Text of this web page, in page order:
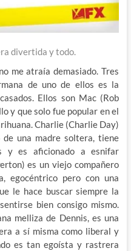
divertida y todo.
me atraía demasiado. Tres
de uno de ellos es la
Ellos son Mac (Rob
y que solo fue popular en el
Charlie (Charlie Day)
una madre soltera, tiene
y es aficionado a esnifar
es un viejo compañero
egocéntrico pero con una
le hace buscar siempre la
bien consigo mismo.
melliza de Dennis, es una
a sí misma como liberal y
es tan egoísta y rastrera